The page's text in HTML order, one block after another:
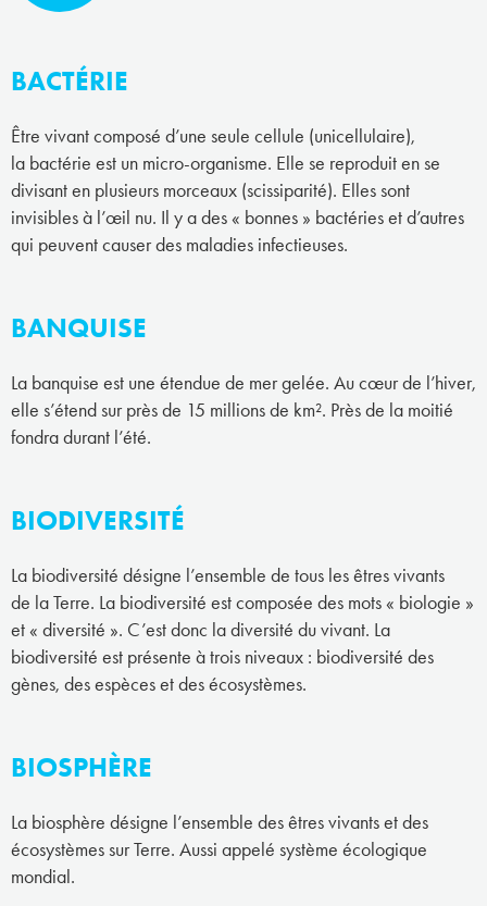
BACTÉRIE
Être vivant composé d’une seule cellule (unicellulaire),
la bactérie est un micro-organisme. Elle se reproduit en se
divisant en plusieurs morceaux (scissiparité). Elles sont
invisibles à l’œil nu. Il y a des « bonnes » bactéries et d’autres
qui peuvent causer des maladies infectieuses.
BANQUISE
La banquise est une étendue de mer gelée. Au cœur de l’hiver,
elle s’étend sur près de 15 millions de km². Près de la moitié
fondra durant l’été.
BIODIVERSITÉ
La biodiversité désigne l’ensemble de tous les êtres vivants
de la Terre. La biodiversité est composée des mots « biologie »
et « diversité ». C’est donc la diversité du vivant. La
biodiversité est présente à trois niveaux : biodiversité des
gènes, des espèces et des écosystèmes.
BIOSPHÈRE
La biosphère désigne l’ensemble des êtres vivants et des
écosystèmes sur Terre. Aussi appelé système écologique
mondial.